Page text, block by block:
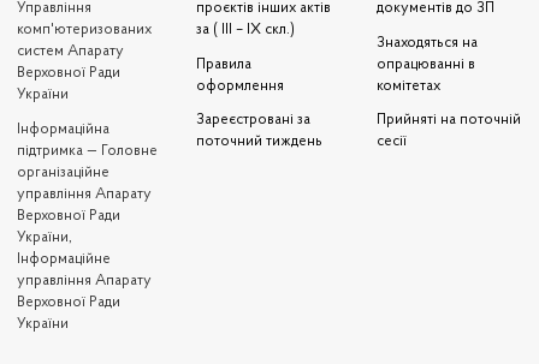
Управління
комп'ютеризованих
систем Апарату
Верховної Ради
України
Iнформаційна
підтримка — Головне
організаційне
управління Апарату
Верховної Ради
України,
Інформаційне
управління Апарату
Верховної Ради
України
проєктів інших актів
за ( III – IX скл.)
Правила
оформлення
Зареєстровані за
поточний тиждень
документів до ЗП
Знаходяться на
опрацюванні в
комітетах
Прийняті на поточній
сесії